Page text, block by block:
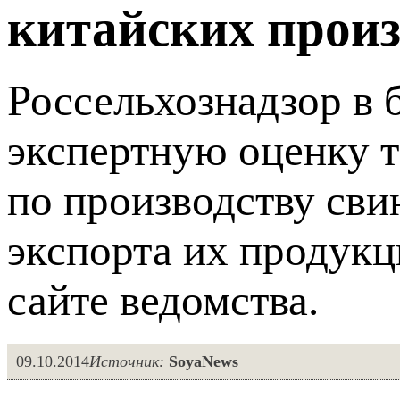
китайских
Россельхознадзор
экспертную оценку
по производству
экспорта их
сайте ведомства.
09.10.2014Источник: SoyaNews